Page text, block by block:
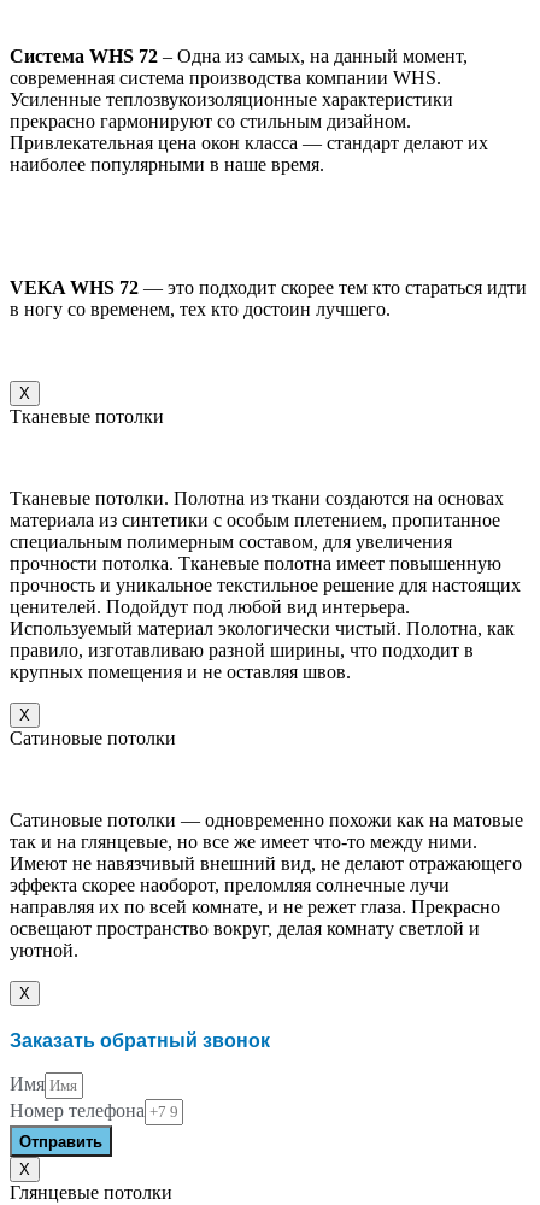
Система WHS 72 – Одна из самых, на данный момент,
современная система производства компании WHS.
Усиленные теплозвукоизоляционные характеристики
прекрасно гармонируют со стильным дизайном.
Привлекательная цена окон класса — стандарт делают их
наиболее популярными в наше время.
VEKA WHS 72 — это подходит скорее тем кто стараться идти
в ногу со временем, тех кто достоин лучшего.
X
Тканевые потолки
Тканевые потолки. Полотна из ткани создаются на основах
материала из синтетики с особым плетением, пропитанное
специальным полимерным составом, для увеличения
прочности потолка. Тканевые полотна имеет повышенную
прочность и уникальное текстильное решение для настоящих
ценителей. Подойдут под любой вид интерьера.
Используемый материал экологически чистый. Полотна, как
правило, изготавливаю разной ширины, что подходит в
крупных помещения и не оставляя швов.
X
Сатиновые потолки
Сатиновые потолки — одновременно похожи как на матовые
так и на глянцевые, но все же имеет что-то между ними.
Имеют не навязчивый внешний вид, не делают отражающего
эффекта скорее наоборот, преломляя солнечные лучи
направляя их по всей комнате, и не режет глаза. Прекрасно
освещают пространство вокруг, делая комнату светлой и
уютной.
X
Заказать обратный звонок
Имя
Номер телефона
Отправить
X
Глянцевые потолки